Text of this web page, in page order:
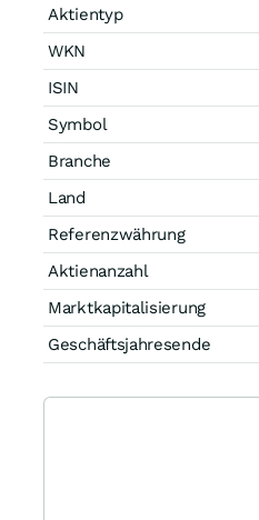
Aktientyp
WKN
ISIN
Symbol
Branche
Land
Referenzwährung
Aktienanzahl
Marktkapitalisierung
Geschäftsjahresende